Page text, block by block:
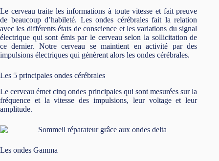
Le cerveau traite les informations à toute vitesse et fait preuve
de beaucoup d’habileté. Les ondes cérébrales fait la relation
avec les différents états de conscience et les variations du signal
électrique qui sont émis par le cerveau selon la sollicitation de
ce dernier. Notre cerveau se maintient en activité par des
impulsions électriques qui génèrent alors les ondes cérébrales.
Les 5 principales ondes cérébrales
Le cerveau émet cinq ondes principales qui sont mesurées sur la
fréquence et la vitesse des impulsions, leur voltage et leur
amplitude.
Les ondes Gamma